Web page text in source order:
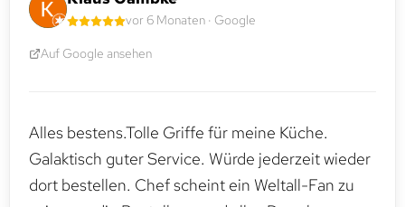
vor 6 Monaten · Google
Auf Google ansehen
Alles bestens.Tolle Griffe für meine Küche.
Galaktisch guter Service. Würde jederzeit wieder
dort bestellen. Chef scheint ein Weltall-Fan zu